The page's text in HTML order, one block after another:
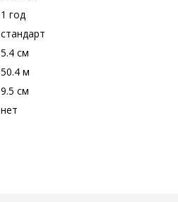
1 год
стандарт
5.4 см
50.4 м
9.5 см
нет